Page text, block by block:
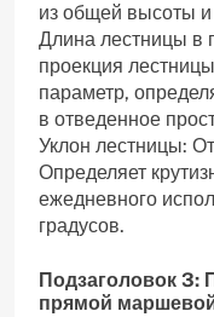
из общей высоты
Длина лестницы в
проекция
параметр,
в отведенное
Уклон лестницы:
Определяет
ежедневного
градусов.
Подзаголовок 3:
прямой